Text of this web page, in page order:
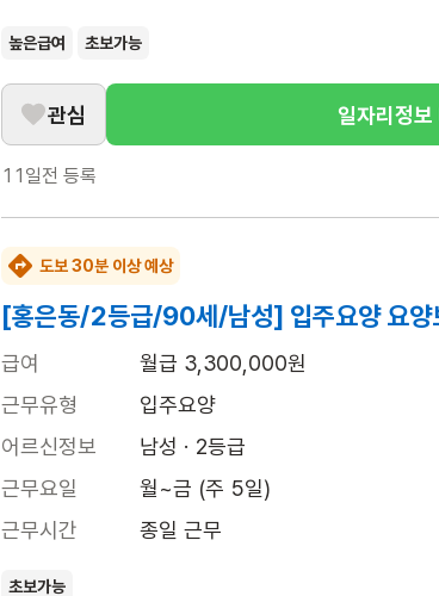
높은급여 초보가능
관심 일자리정보
11일전 등록
도보 30분 이상 예상
[홍은동/2등급/90세/남성] 입주요양 요양
급여
월급 3,300,000원
근무유형
입주요양
어르신정보
남성 · 2등급
근무요일
월~금 (주 5일)
근무시간
종일 근무
초보가능